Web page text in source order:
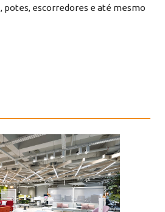
potes, escorredores e até mesmo